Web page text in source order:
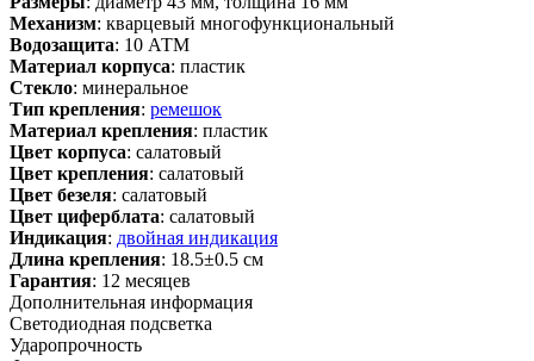
Механизм: кварцевый многофункциональный
Водозащита: 10 АТМ
Материал корпуса: пластик
Стекло: минеральное
Тип крепления: ремешок
Материал крепления: пластик
Цвет корпуса: салатовый
Цвет крепления: салатовый
Цвет безеля: салатовый
Цвет циферблата: салатовый
Индикация: двойная индикация
Длина крепления: 18.5±0.5 см
Гарантия: 12 месяцев
Дополнительная информация
Светодиодная подсветка
Ударопрочность